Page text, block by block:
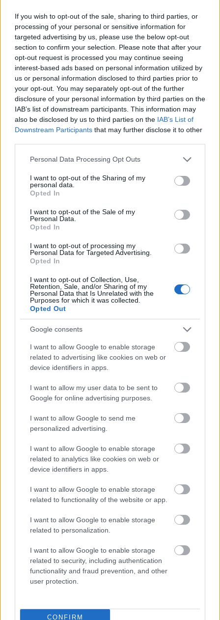
If you wish to opt-out of the sale, sharing to third parties, or
processing of your personal or sensitive information for
targeted advertising by us, please use the below opt-out
section to confirm your selection. Please note that after your
opt-out request is processed you may continue seeing
interest-based ads based on personal information utilized by
us or personal information disclosed to third parties prior to
your opt-out. You may separately opt-out of the further
disclosure of your personal information by third parties on the
IAB’s list of downstream participants. This information may
also be disclosed by us to third parties on the IAB’s List of
Downstream Participants that may further disclose it to other
Please note that this website/app uses one or more Google
not limited to your visit or usage behaviour. You may click to
grant or deny consent to Google and its third-party tags to
use your data for below specified purposes in below Google
consent section.
Personal Data Processing Opt Outs
I want to opt-out of the Sharing of my
personal data.
Opted In
I want to opt-out of the Sale of my
Personal Data.
Opted In
I want to opt-out of processing my
Personal Data for Targeted Advertising.
Opted In
I want to opt-out of Collection, Use,
Retention, Sale, and/or Sharing of my
Personal Data that Is Unrelated with the
Purposes for which it was collected.
Opted Out
Google consents
I want to allow Google to enable storage
related to advertising like cookies on web or
device identifiers in apps.
I want to allow my user data to be sent to
Google for online advertising purposes.
I want to allow Google to send me
personalized advertising.
I want to allow Google to enable storage
related to analytics like cookies on web or
device identifiers in apps.
I want to allow Google to enable storage
related to functionality of the website or app.
I want to allow Google to enable storage
related to personalization.
I want to allow Google to enable storage
related to security, including authentication
functionality and fraud prevention, and other
user protection.
CONFIRM
Dominóhatás: újabb
repedések az olajpiacon
HÍREK 2026. ÁPR. 30. NÖVEKEDÉS.HU
Kilép a Kőolaj-exportáló Országok
Szervezetéből (OPEC) az Egyesült Arab
Emírségek május 1-jével. A döntés kiemelt
jelentőségű, mivel az Emírségek a szervezet
egyik legnagyobb olajtermelője a közel 4
millió hordós kapacitással - írja az
Oeconomus Gazdaságkutató Alapítvány.
Csökkenő befolyás, növekvő
feszültségek
tagállamok kitermelésének
összehangolása és a globális olajárak
befolyásolása.
A szervezet jelenleg is a világ kitermelésének
jelentős részét adja, ugyanakkor az elmúlt
években befolyása mérséklődött. Ennek egyik
fő oka a nem tagállami termelők térnyerése,
különösen az Egyesült Államok esetében,
amely mára a világ egyik legnagyobb
olajtermelőjévé vált. Az OPEC erre reagálva
hozta létre az OPEC+ együttműködést,
amelybe többek között Oroszország is